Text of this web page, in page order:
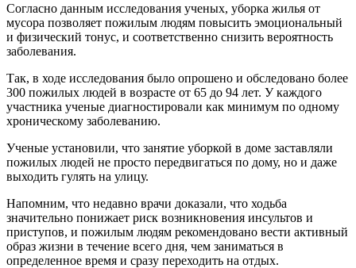
Согласно данным исследования ученых, уборка жилья от
мусора позволяет пожилым людям повысить эмоциональный
и физический тонус, и соответственно снизить вероятность
заболевания.
Так, в ходе исследования было опрошено и обследовано более
300 пожилых людей в возрасте от 65 до 94 лет. У каждого
участника ученые диагностировали как минимум по одному
хроническому заболеванию.
Ученые установили, что занятие уборкой в доме заставляли
пожилых людей не просто передвигаться по дому, но и даже
выходить гулять на улицу.
Напомним, что недавно врачи доказали, что ходьба
значительно понижает риск возникновения инсультов и
приступов, и пожилым людям рекомендовано вести активный
образ жизни в течение всего дня, чем заниматься в
определенное время и сразу переходить на отдых.